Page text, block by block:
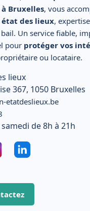
Bruxelles, vous
état des lieux,
Un service fiable,
pour protéger vos
ou locataire.
lieux
367, 1050 Bruxelles
etatdeslieux.be
de 8h à 21h